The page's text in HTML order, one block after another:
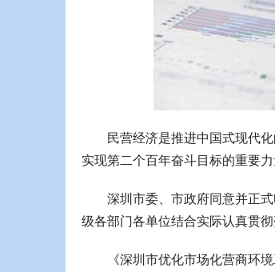
民营经济是推进中国式现代
实现第二个百年奋斗目标的重要力
深圳市委、市政府同意并正
级各部门各单位结合实际认真贯彻
《深圳市优化市场化营商